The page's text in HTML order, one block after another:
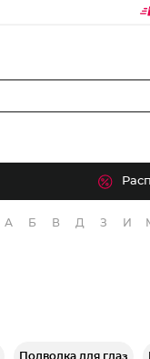
А Б В Д З И
Подводка для глаз